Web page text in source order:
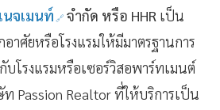
นจเมนท์ จำกัด หรือ HHR เป็น
ศัยหรือโรงแรมให้มีมาตรฐานการ
บโรงแรมหรือเซอร์วิสอพาร์ทเมนต์
ท Passion Realtor ที่ให้บริการเป็น